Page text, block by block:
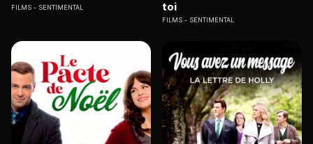
FILMS SENTIMENTAL
toi
FILMS SENTIMENTAL